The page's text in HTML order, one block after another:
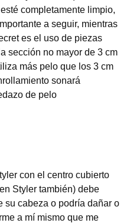
completamente limpio,
a seguir, mientras
es el uso de piezas
sección no mayor de 3 cm
más pelo que los 3 cm
sonará
de pelo
con el centro cubierto
Styler también) debe
su cabeza o podría dañar o
a mí mismo que me